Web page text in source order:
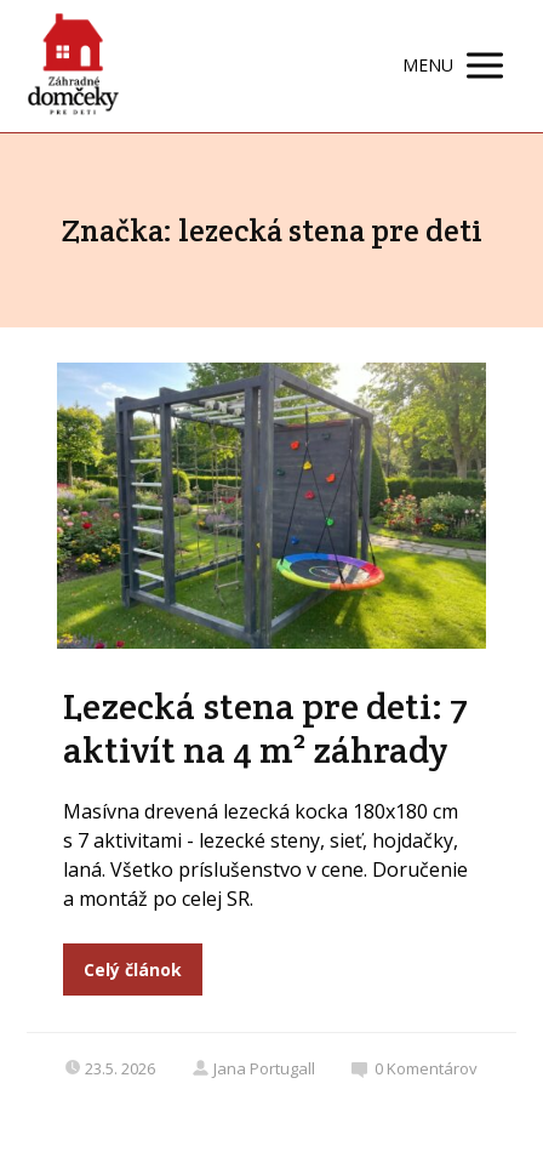
MENU
Značka: lezecká stena pre deti
Lezecká stena pre deti: 7
aktivít na 4 m² záhrady
Masívna drevená lezecká kocka 180x180 cm
s 7 aktivitami - lezecké steny, sieť, hojdačky,
laná. Všetko príslušenstvo v cene. Doručenie
a montáž po celej SR.
Celý článok
23.5. 2026 Jana Portugall 0 Komentárov